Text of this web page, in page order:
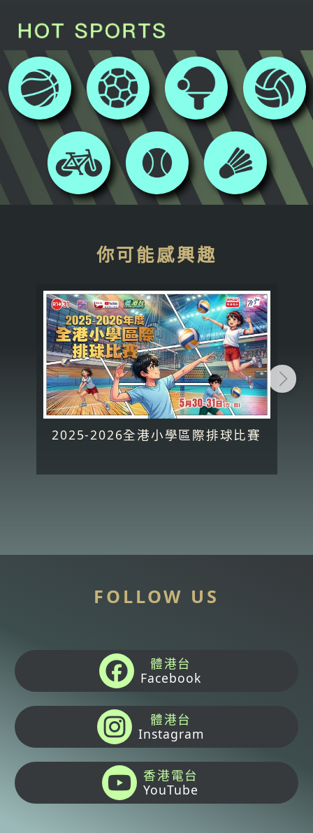
你可能感興趣
2025-2026全港小學區際排球比賽
FOLLOW US
體港台
Facebook
體港台
Instagram
香港電台
YouTube